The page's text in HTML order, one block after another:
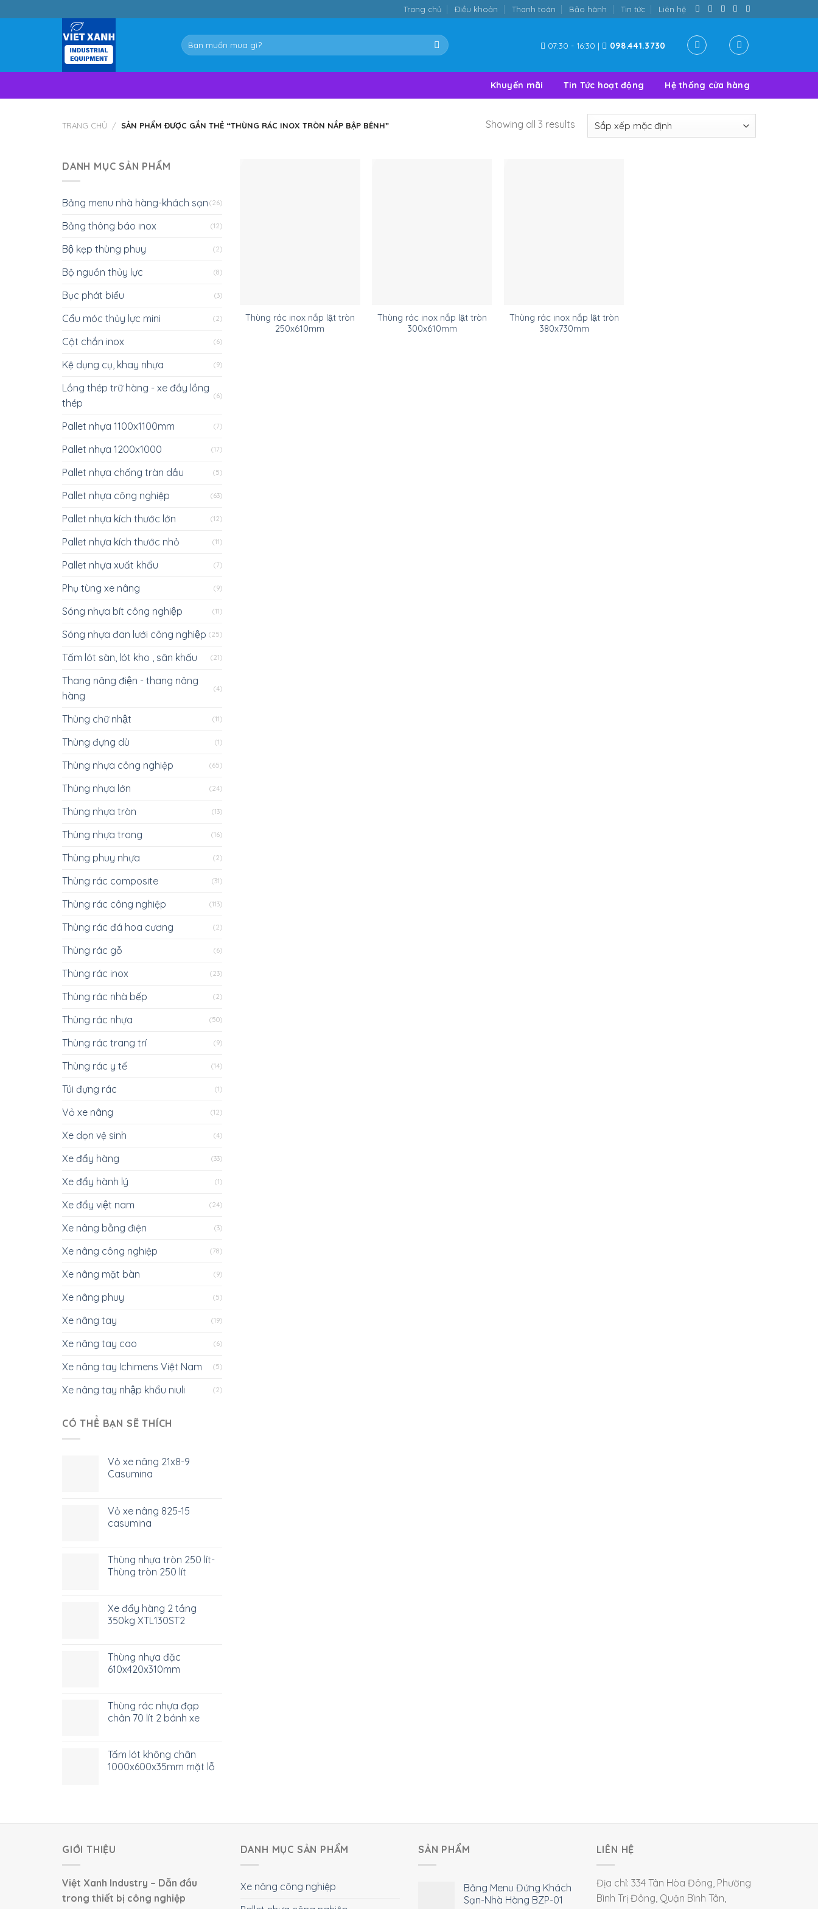
to
Trang chủ Điều khoản Thanh toán Bảo hành Tin tức Liên hệ
Tìm
kiếm:
07:30 - 16:30 | 098.441.3730
Khuyến mãi Tin Tức hoạt động Hệ thống cửa hàng
TRANG CHỦ / SẢN PHẨM ĐƯỢC GẮN THẺ “THÙNG RÁC INOX TRÒN NẮP BẬP BÊNH” Showing all 3 results
DANH MỤC SẢN PHẨM
Bảng menu nhà hàng-khách sạn (26)
Bảng thông báo inox (12)
Bộ kẹp thùng phuy (2)
Bộ nguồn thủy lực (8)
Bục phát biểu (3)
Cẩu móc thủy lực mini (2)
Cột chắn inox (6)
Kệ dụng cụ, khay nhựa (9)
Lồng thép trữ hàng - xe đầy lồng
thép
(6)
Pallet nhựa 1100x1100mm (7)
Pallet nhựa 1200x1000 (17)
Pallet nhựa chống tràn dầu (5)
Pallet nhựa công nghiệp (63)
Pallet nhựa kích thước lớn (12)
Pallet nhựa kích thước nhỏ (11)
Pallet nhựa xuất khẩu (7)
Phụ tùng xe nâng (9)
Sóng nhựa bít công nghiệp (11)
Sóng nhựa đan lưới công nghiệp (25)
Tấm lót sàn, lót kho , sân khấu (21)
Thang nâng điện - thang nâng
hàng
(4)
Thùng chữ nhật (11)
Thùng đựng dù (1)
Thùng nhựa công nghiệp (65)
Thùng nhựa lớn (24)
Thùng nhựa tròn (13)
Thùng nhựa trong (16)
Thùng phuy nhựa (2)
Thùng rác composite (31)
Thùng rác công nghiệp (113)
Thùng rác đá hoa cương (2)
Thùng rác gỗ (6)
Thùng rác inox (23)
Thùng rác nhà bếp (2)
Thùng rác nhựa (50)
Thùng rác trang trí (9)
Thùng rác y tế (14)
Túi đựng rác (1)
Vỏ xe nâng (12)
Xe dọn vệ sinh (4)
Xe đẩy hàng (33)
Xe đẩy hành lý (1)
Xe đẩy việt nam (24)
Xe nâng bằng điện (3)
Xe nâng công nghiệp (78)
Xe nâng mặt bàn (9)
Xe nâng phuy (5)
Xe nâng tay (19)
Xe nâng tay cao (6)
Xe nâng tay Ichimens Việt Nam (5)
Xe nâng tay nhập khẩu niuli (2)
CÓ THỂ BẠN SẼ THÍCH
Vỏ xe nâng 21x8-9
Casumina
Vỏ xe nâng 825-15
casumina
Thùng nhựa tròn 250 lít-
Thùng tròn 250 lít
Xe đẩy hàng 2 tầng
350kg XTL130ST2
Thùng nhựa đặc
610x420x310mm
Thùng rác nhựa đạp
chân 70 lít 2 bánh xe
Tấm lót không chân
1000x600x35mm mặt lỗ
Thùng rác inox nắp lật tròn
250x610mm
Thùng rác inox nắp lật tròn
300x610mm
Thùng rác inox nắp lật tròn
380x730mm
GIỚI THIỆU
Việt Xanh Industry – Dẫn đầu
trong thiết bị công nghiệp
DANH MỤC SẢN PHẨM
Xe nâng công nghiệp
SẢN PHẨM
Bảng Menu Đứng Khách
Sạn-Nhà Hàng BZP-01
LIÊN HỆ
Địa chỉ: 334 Tân Hòa Đông, Phường
Bình Trị Đông, Quận Bình Tân,